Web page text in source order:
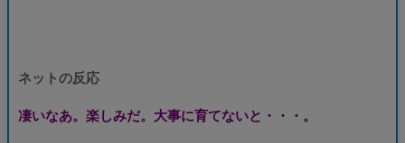
ネットの反応
凄いなあ。楽しみだ。大事に育てないと・・・。